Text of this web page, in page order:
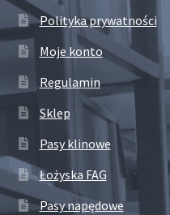
Polityka prywatności
Moje konto
Regulamin
Sklep
Pasy klinowe
Łożyska FAG
Pasy napędowe